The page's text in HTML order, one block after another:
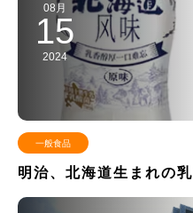
08月
15
2024
一般食品
明治、北海道生まれの